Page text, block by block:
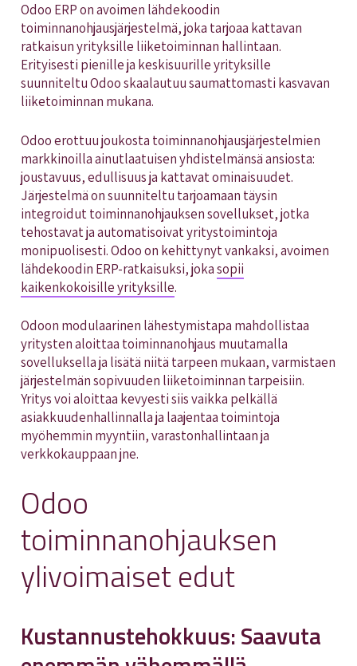
Odoo ERP on avoimen lähdekoodin
toiminnanohjausjärjestelmä, joka tarjoaa kattavan
ratkaisun yrityksille liiketoiminnan hallintaan.
Erityisesti pienille ja keskisuurille yrityksille
suunniteltu Odoo skaalautuu saumattomasti kasvavan
liiketoiminnan mukana.
Odoo erottuu joukosta toiminnanohjausjärjestelmien
markkinoilla ainutlaatuisen yhdistelmänsä ansiosta:
joustavuus, edullisuus ja kattavat ominaisuudet.
Järjestelmä on suunniteltu tarjoamaan täysin
integroidut toiminnanohjauksen sovellukset, jotka
tehostavat ja automatisoivat yritystoimintoja
monipuolisesti. Odoo on kehittynyt vankaksi, avoimen
lähdekoodin ERP-ratkaisuksi, jokasopii
kaikenkokoisille yrityksille.
Odoon modulaarinen lähestymistapa mahdollistaa
yritysten aloittaa toiminnanohjaus muutamalla
sovelluksella ja lisätä niitä tarpeen mukaan, varmistaen
järjestelmän sopivuuden liiketoiminnan tarpeisiin.
Yritys voi aloittaa kevyesti siis vaikka pelkällä
asiakkuudenhallinnalla ja laajentaa toimintoja
myöhemmin myyntiin, varastonhallintaan ja
verkkokauppaan jne.
Odoo
toiminnanohjauksen
ylivoimaiset edut
Kustannustehokkuus: Saavuta